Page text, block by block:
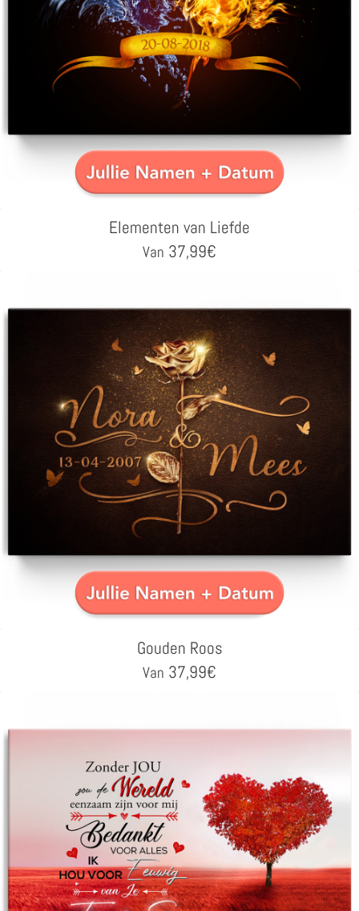
Elementen van Liefde
Van 37,99€
Gouden Roos
Van 37,99€